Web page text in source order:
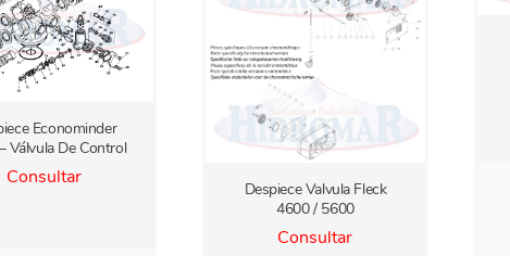
Econominder
Válvula De Control
Consultar
Despiece Valvula Fleck
4600 / 5600
Consultar